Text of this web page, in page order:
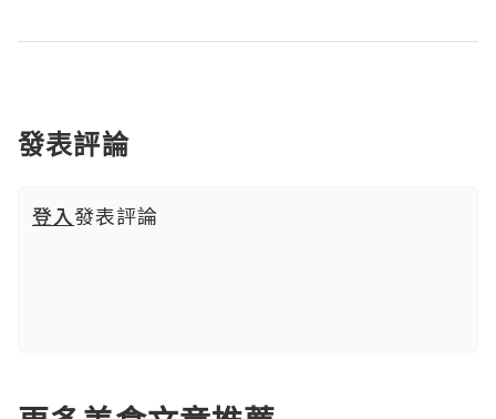
發表評論
登入發表評論